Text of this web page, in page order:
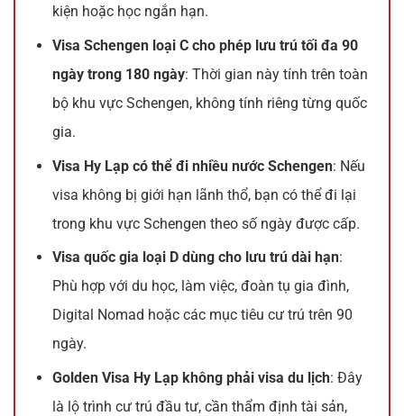
kiện hoặc học ngắn hạn.
Visa Schengen loại C cho phép lưu trú tối đa 90
ngày trong 180 ngày: Thời gian này tính trên toàn
bộ khu vực Schengen, không tính riêng từng quốc
gia.
Visa Hy Lạp có thể đi nhiều nước Schengen: Nếu
visa không bị giới hạn lãnh thổ, bạn có thể đi lại
trong khu vực Schengen theo số ngày được cấp.
Visa quốc gia loại D dùng cho lưu trú dài hạn:
Phù hợp với du học, làm việc, đoàn tụ gia đình,
Digital Nomad hoặc các mục tiêu cư trú trên 90
ngày.
Golden Visa Hy Lạp không phải visa du lịch: Đây
là lộ trình cư trú đầu tư, cần thẩm định tài sản,